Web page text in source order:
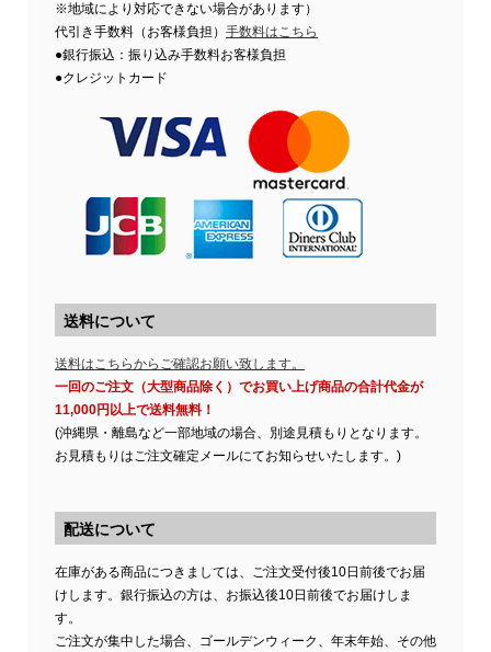
※地域により対応できない場合があります）
代引き手数料（お客様負担） 手数料はこちら
●銀行振込：振り込み手数料お客様負担
●クレジットカード
送料について
送料はこちらからご確認お願い致します。
一回のご注文（大型商品除く）でお買い上げ商品の合計代金が
11,000円以上で送料無料！
(沖縄県・離島など一部地域の場合、別途見積もりとなります。
お見積もりはご注文確定メールにてお知らせいたします。)
配送について
在庫がある商品につきましては、ご注文受付後10日前後でお届
けします。銀行振込の方は、お振込後10日前後でお届けしま
す。
ご注文が集中した場合、ゴールデンウィーク、年末年始、その他